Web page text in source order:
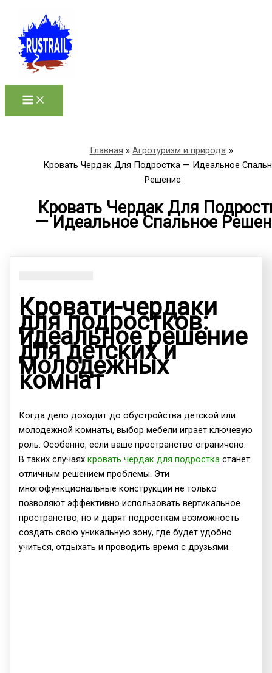
содержимому
Главная
Агротуризм и природа
Кровать Чердак Для Подростка — Идеальное
Решение
Кровать Чердак Для
— Идеальное Спальное
Кровати-чердаки
для подростков:
идеальное решение
для детских и
молодежных
комнат
Когда дело доходит до обустройства детской или
молодежной комнаты, выбор мебели играет ключевую
роль. Особенно, если ваше пространство ограничено.
В таких случаяхкровать чердак для подростка станет
отличным решением проблемы. Эти
многофункциональные конструкции не только
позволяют эффективно использовать вертикальное
пространство, но и дарят подросткам возможность
создать свою уникальную зону, где будет удобно
учиться, отдыхать и проводить время с друзьями.